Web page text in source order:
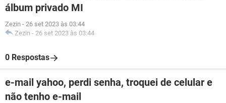
álbum privado MI
Zezin - 26 set 2023 às 03:44
Zezin - 26 set 2023 às 03:44
0 Respostas
e-mail yahoo, perdi senha, troquei de celular e
não tenho e-mail